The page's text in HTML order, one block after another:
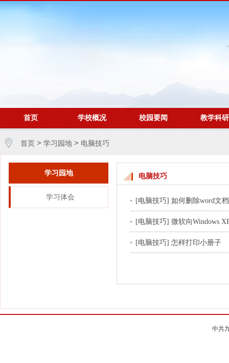
首页 学校概况 校园要闻 教学科研
首页 > 学习园地 > 电脑技巧
学习园地
学习体会
电脑技巧
[电脑技巧] 如何删除word文
[电脑技巧] 微软向Windows
[电脑技巧] 怎样打印小册子
中共